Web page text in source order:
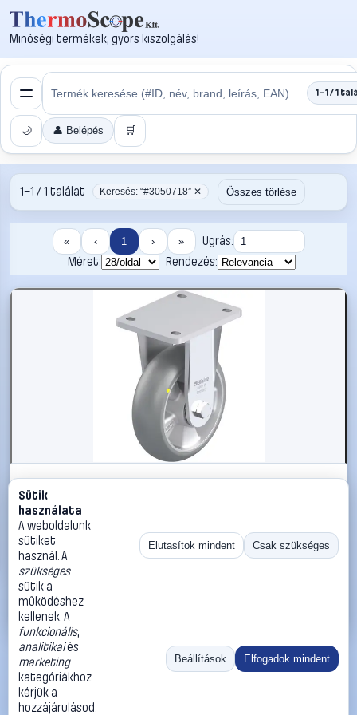
Minőségi termékek, gyors kiszolgálás!
1–1 / 1
🌙 👤 Belépés 🛒
1–1 / 1 találat Keresés: “#3050718” ✕ Összes törlése
« ‹ 1 › »
Ugrás:
Méret:
Rendezés:
Blickle 936737 BO-ALTH 160K-AS-CO Nagy teherbírású
rögzített kerék KerékØ: 160 mm Teherbírás (max.): 750
kg 1 db
Blickle Görgők, kerekek
81 990 Ft
Kosárba
«
Ugrás:
Méret:
Rendezés:
©2026
ÁSZF
Sütik
használata
A weboldalunk
sütiket
használ. A
szükséges
sütik a
működéshez
kellenek. A
funkcionális,
analitikaiés
marketing
kategóriákhoz
kérjük a
hozzájárulásod.
Elutasítok mindent Csak szükséges
Beállítások Elfogadok mindent